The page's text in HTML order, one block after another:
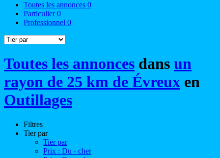
Toutes les annonces 0
Particulier0
Professionnel 0
Toutes les annonces dans un
rayon de 25 km de Évreux en
Outillages
Filtres
Tier par
Tier par
Prix : Du - cher